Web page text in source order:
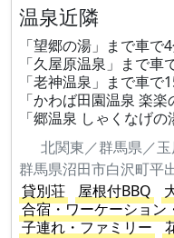
温泉近隣
「望郷の湯」まで車で4
「久屋原温泉」まで車
「老神温泉」まで車で
「かわば田園温泉 楽楽
「郷温泉 しゃくなげの
北関東／群馬県／
群馬県沼田市白沢町平
貸別荘
屋根付BBQ
合宿・ワーケーション
子連れ・ファミリー